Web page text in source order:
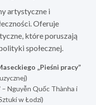
artystyczne i
Oferuje
które poruszają
społecznej.
„Pieśni pracy”
– Nguyễn Quốc Thànha i
w Łodzi)